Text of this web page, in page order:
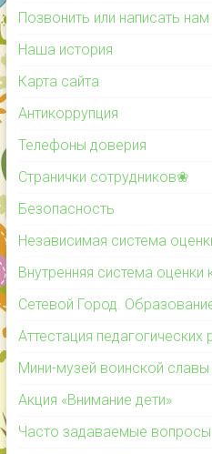
Позвонить или написать
Наша история
Карта сайта
Антикоррупция
Телефоны доверия
Странички сотрудников❀
Безопасность
Независимая система
Внутренняя система
Сетевой Город.
Аттестация педагогических
Мини-музей воинской славы
Акция «Внимание дети»
Часто задаваемые вопросы